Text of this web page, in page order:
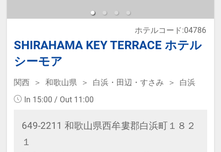
く場合がございます。
■幼児料金について
・対象年齢：3歳～未就学児（現地
払い）
・料金：7,300円（食事・寝具付）
26、8/1・2、7～17・22・29、
SHIRAHAMA KEY TERRACE ホテル
シーモア
ホテルコード:04786
関西 和歌山県 白浜・田辺・すさみ
白浜
In 15:00 / Out 11:00
649-2211 和歌山県西牟婁郡白浜町１８２
１